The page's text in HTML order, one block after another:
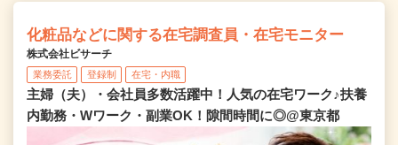
化粧品などに関する在宅調査員・在宅モニター
株式会社ビサーチ
業務委託 登録制 在宅・内職
主婦（夫）・会社員多数活躍中！人気の在宅ワーク♪扶養
内勤務・Wワーク・副業OK！隙間時間に◎@東京都